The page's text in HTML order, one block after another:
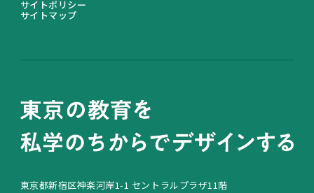
東京都新宿区神楽河岸1-1 セントラルプラザ11階
サイトポリシー
サイトマップ